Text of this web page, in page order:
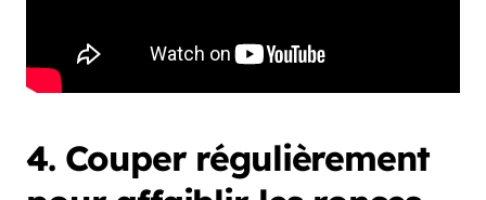
4. Couper régulièrement